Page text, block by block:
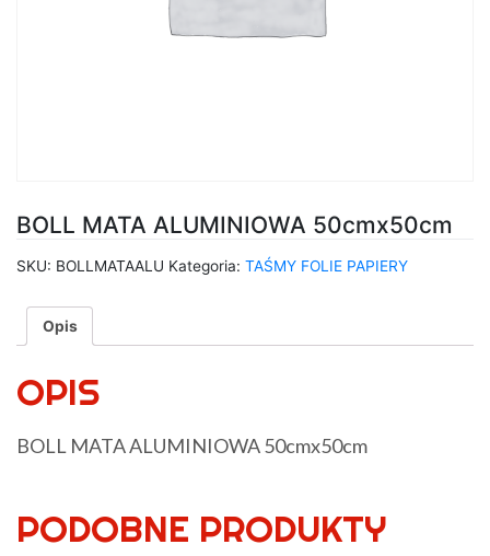
BOLL MATA ALUMINIOWA 50cmx50cm
SKU: BOLLMATAALU Kategoria: TAŚMY FOLIE PAPIERY
Opis
OPIS
BOLL MATA ALUMINIOWA 50cmx50cm
PODOBNE PRODUKTY